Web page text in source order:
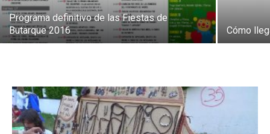
Programa definitivo de las Fiestas de
Butarque 2016
Cómo